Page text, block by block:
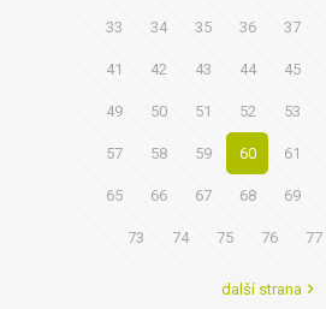
33 34 35 36 37
41 42 43 44 45
49 50 51 52 53
57 58 59 60 61
65 66 67 68 69
73 74 75 76 77
další strana